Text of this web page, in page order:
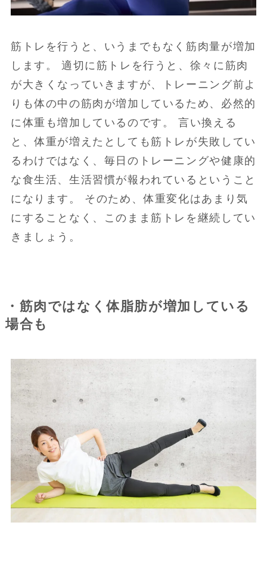
筋トレを行うと、いうまでもなく筋肉量が増加
します。 適切に筋トレを行うと、徐々に筋肉
が大きくなっていきますが、トレーニング前よ
りも体の中の筋肉が増加しているため、必然的
に体重も増加しているのです。 言い換える
と、体重が増えたとしても筋トレが失敗してい
るわけではなく、毎日のトレーニングや健康的
な食生活、生活習慣が報われているということ
になります。 そのため、体重変化はあまり気
にすることなく、このまま筋トレを継続してい
きましょう。
・筋肉ではなく体脂肪が増加している
場合も